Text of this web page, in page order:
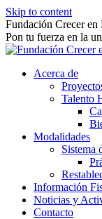
Skip to content
Fundación Crecer en
Pon tu fuerza en la
Acerca de
Talento
Modalidades
Sistema
Información
Noticias y
Contacto